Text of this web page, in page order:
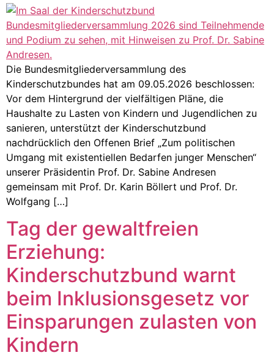
Die Bundesmitgliederversammlung des
Kinderschutzbundes hat am 09.05.2026 beschlossen:
Vor dem Hintergrund der vielfältigen Pläne, die
Haushalte zu Lasten von Kindern und Jugendlichen zu
sanieren, unterstützt der Kinderschutzbund
nachdrücklich den Offenen Brief „Zum politischen
Umgang mit existentiellen Bedarfen junger Menschen“
unserer Präsidentin Prof. Dr. Sabine Andresen
gemeinsam mit Prof. Dr. Karin Böllert und Prof. Dr.
Wolfgang […]
Tag der gewaltfreien
Erziehung:
Kinderschutzbund warnt
beim Inklusionsgesetz vor
Einsparungen zulasten von
Kindern